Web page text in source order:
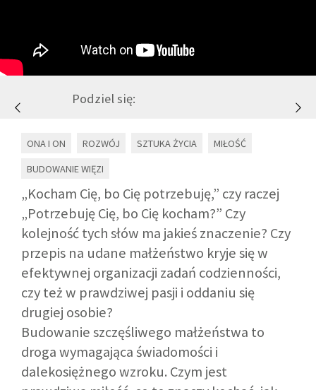
NEWSLETTER
DLA MEDIÓW
KONTAKT
Podziel się:
ONA I ON ROZWÓJ SZTUKA ŻYCIA
MIŁOŚĆ
BUDOWANIE WIĘZI
„Kocham Cię, bo Cię potrzebuję,” czy raczej
„Potrzebuję Cię, bo Cię kocham?” Czy
kolejność tych słów ma jakieś znaczenie? Czy
przepis na udane małżeństwo kryje się w
efektywnej organizacji zadań codzienności,
czy też w prawdziwej pasji i oddaniu się
drugiej osobie?
Budowanie szczęśliwego małżeństwa to
droga wymagająca świadomości i
dalekosiężnego wzroku. Czym jest